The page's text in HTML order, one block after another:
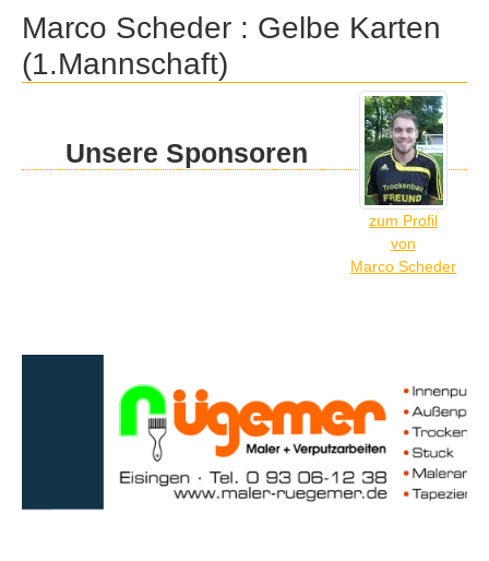
Marco Scheder : Gelbe Karten
(1.Mannschaft)
zum Profil
von
Marco Scheder
Unsere Sponsoren